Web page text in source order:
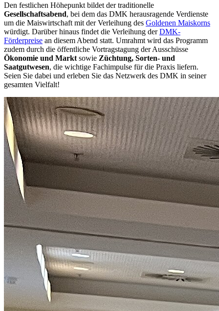
Den festlichen Höhepunkt bildet der traditionelle
Gesellschaftsabend, bei dem das DMK herausragende Verdienste
um die Maiswirtschaft mit der Verleihung des Goldenen Maiskorns
würdigt. Darüber hinaus findet die Verleihung derDMK-
Förderpreise an diesem Abend statt. Umrahmt wird das Programm
zudem durch die öffentliche Vortragstagung der Ausschüsse
Ökonomie und Markt sowie Züchtung, Sorten- und
Saatgutwesen, die wichtige Fachimpulse für die Praxis liefern.
Seien Sie dabei und erleben Sie das Netzwerk des DMK in seiner
gesamten Vielfalt!